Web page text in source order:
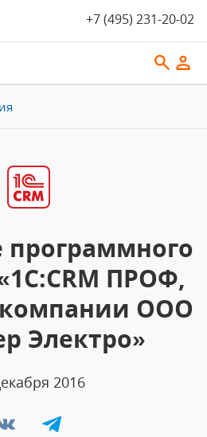
+7 (495) 231-20-02
программного
ПРОФ,
компании ООО
Электро»
2016